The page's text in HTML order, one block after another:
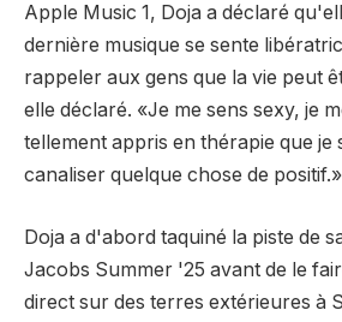
Apple Music 1, Doja a déclaré
dernière musique se sente
rappeler aux gens que la vie peut
elle déclaré. «Je me sens sexy, je
tellement appris en thérapie que je
canaliser quelque chose de positif.»
Doja a d'abord taquiné la piste de
Jacobs Summer '25 avant de le
direct sur des terres extérieures à